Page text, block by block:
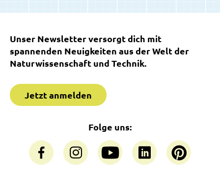
Unser Newsletter versorgt dich mit
spannenden Neuigkeiten aus der Welt der
Naturwissenschaft und Technik.
Jetzt anmelden
Folge uns: